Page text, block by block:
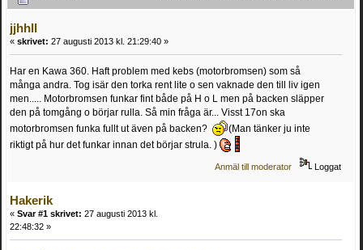
jjhhll
« skrivet: 27 augusti 2013 kl. 21:29:40 »
Har en Kawa 360. Haft problem med kebs (motorbromsen) som så
många andra. Tog isär den torka rent lite o sen vaknade den till liv igen
men..... Motorbromsen funkar fint både på H o L men på backen släpper
den på tomgång o börjar rulla. Så min fråga är... Visst 17on ska
motorbromsen funka fullt ut även på backen?
(Man tänker ju inte
riktigt på hur det funkar innan det börjar strula. )
Anmäl till moderator Loggat
Hakerik
« Svar #1 skrivet: 27 augusti 2013 kl.
22:48:32 »